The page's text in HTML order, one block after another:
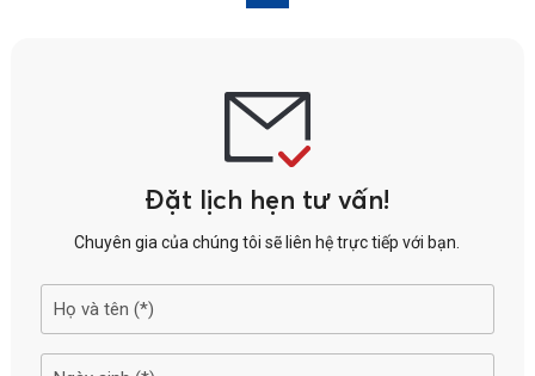
Đặt lịch hẹn tư vấn!
Chuyên gia của chúng tôi sẽ liên hệ trực tiếp với bạn.